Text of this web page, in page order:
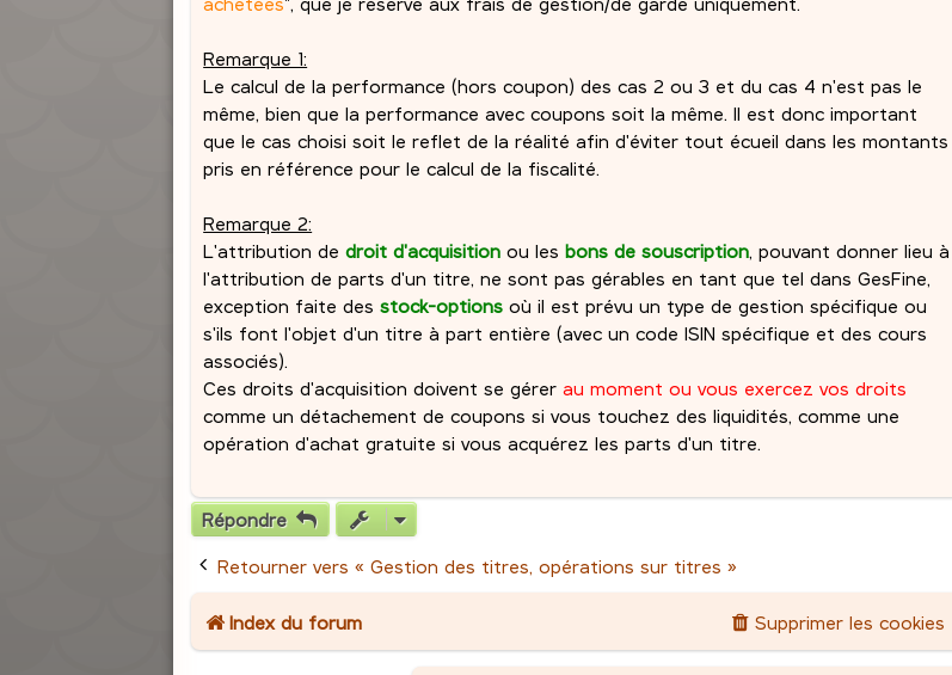
Remarque 1:
Le calcul de la performance (hors coupon) des cas 2 ou 3 et du cas 4 n'est pas le
même, bien que la performance avec coupons soit la même. Il est donc important
que le cas choisi soit le reflet de la réalité afin d'éviter tout écueil dans les montants
pris en référence pour le calcul de la fiscalité.
Remarque 2:
L'attribution dedroit d'acquisition ou lesbons de souscription , pouvant donner lieu à
l'attribution de parts d'un titre, ne sont pas gérables en tant que tel dans GesFine,
exception faite desstock-options où il est prévu un type de gestion spécifique ou
s'ils font l'objet d'un titre à part entière (avec un code ISIN spécifique et des cours
associés).
Ces droits d'acquisition doivent se gérerau moment ou vous exercez vos droits
comme un détachement de coupons si vous touchez des liquidités, comme une
opération d'achat gratuite si vous acquérez les parts d'un titre.
Répondre
Retourner vers « Gestion des titres, opérations sur titres »
Index du forum Supprimer les cookies